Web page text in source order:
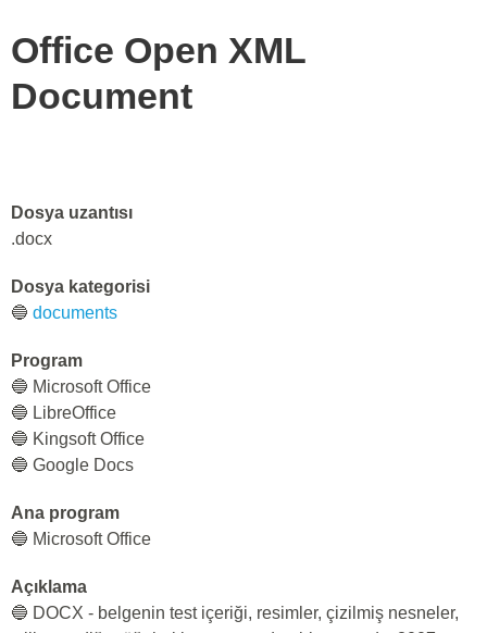
Office Open XML
Document
Dosya uzantısı
.docx
Dosya kategorisi
🔵 documents
Program
🔵 Microsoft Office
🔵 LibreOffice
🔵 Kingsoft Office
🔵 Google Docs
Ana program
🔵 Microsoft Office
Açıklama
🔵 DOCX - belgenin test içeriği, resimler, çizilmiş nesneler,